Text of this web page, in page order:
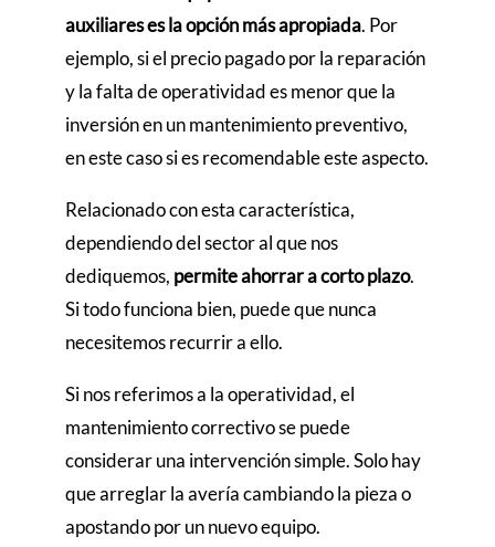
auxiliares es la opción más apropiada. Por
ejemplo, si el precio pagado por la reparación
y la falta de operatividad es menor que la
inversión en un mantenimiento preventivo,
en este caso si es recomendable este aspecto.
Relacionado con esta característica,
dependiendo del sector al que nos
dediquemos, permite ahorrar a corto plazo.
Si todo funciona bien, puede que nunca
necesitemos recurrir a ello.
Si nos referimos a la operatividad, el
mantenimiento correctivo se puede
considerar una intervención simple. Solo hay
que arreglar la avería cambiando la pieza o
apostando por un nuevo equipo.